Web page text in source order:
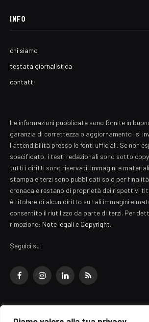
INFO
chi siamo
testata giornalistica
contatti
Le informazioni pubblicate sono fornite in
garanzia di correttezza o aggiornamento: si
l'attendibilità presso le fonti ufficiali. Se non
specificato, i testi redazionali sono sotto
tutti i diritti sono riservati. Immagini e
stampa e terzi sono pubblicati solo per
cronaca e restano di proprietà dei rispettivi
è titolare di alcun diritto su tali immagini e
consentito il riutilizzo da parte di terzi. Per
rimozione: Note legali e Copyright.
Seguici su:
FacebookInstagramLinkedInRSS